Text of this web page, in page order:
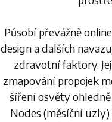
Působí převážně
design a dalších
zdravotní faktory.
zmapování propojek
šíření osvěty
Nodes (měsíční uzly)